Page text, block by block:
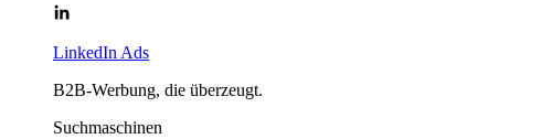
LinkedIn Ads
B2B-Werbung, die überzeugt.
Suchmaschinen